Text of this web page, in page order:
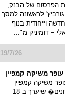
הפרסום של הבנק,
לראשונה למסך
וייחודית בנוף
− דומיניק מ"...
19/7/26
עופר משיקה קמפיין
משיקה קמפיין
�חגיגת מועדונים� שיערך ב-18